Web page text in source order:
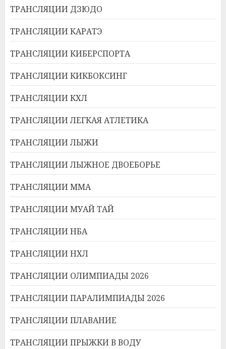
ТРАНСЛЯЦИИ ДЗЮДО
ТРАНСЛЯЦИИ КАРАТЭ
ТРАНСЛЯЦИИ КИБЕРСПОРТА
ТРАНСЛЯЦИИ КИКБОКСИНГ
ТРАНСЛЯЦИИ КХЛ
ТРАНСЛЯЦИИ ЛЕГКАЯ АТЛЕТИКА
ТРАНСЛЯЦИИ ЛЫЖИ
ТРАНСЛЯЦИИ ЛЫЖНОЕ ДВОЕБОРЬЕ
ТРАНСЛЯЦИИ ММА
ТРАНСЛЯЦИИ МУАЙ ТАЙ
ТРАНСЛЯЦИИ НБА
ТРАНСЛЯЦИИ НХЛ
ТРАНСЛЯЦИИ ОЛИМПИАДЫ 2026
ТРАНСЛЯЦИИ ПАРАЛИМПИАДЫ 2026
ТРАНСЛЯЦИИ ПЛАВАНИЕ
ТРАНСЛЯЦИИ ПРЫЖКИ В ВОДУ